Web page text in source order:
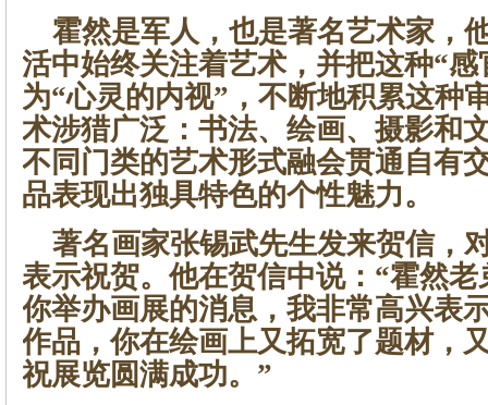
霍然是军人，也是著名艺术家，
活中始终关注着艺术，并把这种“
为“心灵的内视”，不断地积累这种
术涉猎广泛：书法、绘画、摄影和
不同门类的艺术形式融会贯通自有
品表现出独具特色的个性魅力。
著名画家张锡武先生发来贺信，
表示祝贺。他在贺信中说：“霍然
你举办画展的消息，我非常高兴表
作品，你在绘画上又拓宽了题材，
祝展览圆满成功。”